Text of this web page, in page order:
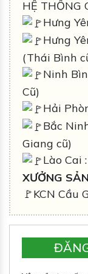
HỆ THỐNG
Hưng
Hưng
(Thái Bình
Ninh
Cũ)
Hải
Bắc
Giang cũ)
Lào Cai
XƯỞNG
🚩KCN Cầu